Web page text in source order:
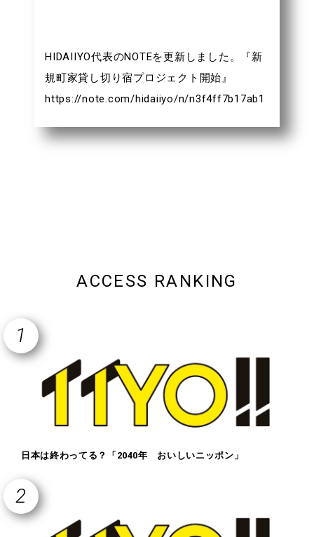
HIDAIIYO代表のNOTEを更新しました。『新
規町家貸し切り宿プロジェクト開始』
https://note.com/hidaiiyo/n/n3f4ff7b17ab1
ACCESS RANKING
日本は終わってる？「2040年 おいしいニッポン」